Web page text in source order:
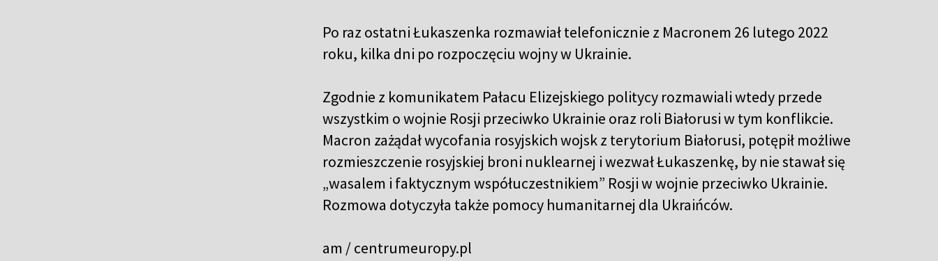
Po raz ostatni Łukaszenka rozmawiał telefonicznie z Macronem 26 lutego 2022
roku, kilka dni po rozpoczęciu wojny w Ukrainie.
Zgodnie z komunikatem Pałacu Elizejskiego politycy rozmawiali wtedy przede
wszystkim o wojnie Rosji przeciwko Ukrainie oraz roli Białorusi w tym konflikcie.
Macron zażądał wycofania rosyjskich wojsk z terytorium Białorusi, potępił możliwe
rozmieszczenie rosyjskiej broni nuklearnej i wezwał Łukaszenkę, by nie stawał się
„wasalem i faktycznym współuczestnikiem” Rosji w wojnie przeciwko Ukrainie.
Rozmowa dotyczyła także pomocy humanitarnej dla Ukraińców.
am / centrumeuropy.pl